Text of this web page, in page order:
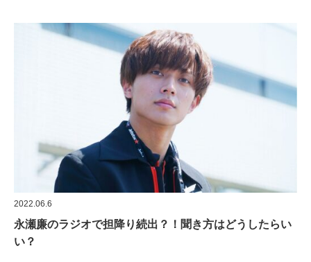
2022.06.6
永瀬廉のラジオで担降り続出？！聞き方はどうしたらい
い？